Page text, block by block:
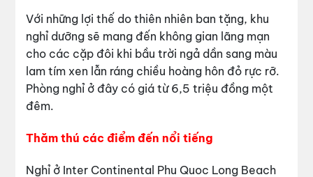
Với những lợi thế do thiên nhiên ban tặng, khu
nghỉ dưỡng sẽ mang đến không gian lãng mạn
cho các cặp đôi khi bầu trời ngả dần sang màu
lam tím xen lẫn ráng chiều hoàng hôn đỏ rực rỡ.
Phòng nghỉ ở đây có giá từ 6,5 triệu đồng một
đêm.
Thăm thú các điểm đến nổi tiếng
Nghỉ ở Inter Continental Phu Quoc Long Beach